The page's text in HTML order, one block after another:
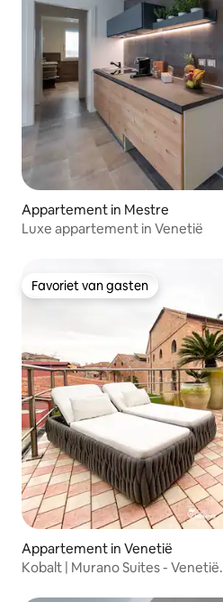
Appartement in Mestre
Luxe appartement in Venetië
Favoriet van gasten
Favoriet van gasten
Appartement in Venetië
Kobalt | Murano Suites - Venetië.